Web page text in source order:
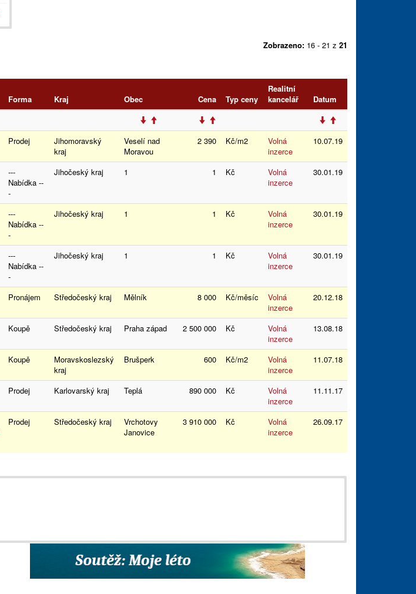
Zobrazeno: 16 - 21 z 21
Forma Kraj Obec Cena Typ ceny
Realitní
kancelář
Datum
Prodej
Jihomoravský
kraj
Veselí nad
Moravou
2 390 Kč/m2
Volná
inzerce
10.07.19
---
Nabídka --
-
Jihočeský kraj 1 1 Kč
Volná
inzerce
30.01.19
---
Nabídka --
-
Jihočeský kraj 1 1 Kč
Volná
inzerce
30.01.19
---
Nabídka --
-
Jihočeský kraj 1 1 Kč
Volná
inzerce
30.01.19
Pronájem Středočeský kraj Mělník 8 000 Kč/měsíc
Volná
inzerce
20.12.18
Koupě Středočeský kraj Praha západ 2 500 000 Kč
Volná
inzerce
13.08.18
Koupě
Moravskoslezský
kraj
Brušperk 600 Kč/m2
Volná
inzerce
11.07.18
Prodej Karlovarský kraj Teplá 890 000 Kč
Volná
inzerce
11.11.17
Prodej Středočeský kraj
Vrchotovy
Janovice
3 910 000 Kč
Volná
inzerce
26.09.17